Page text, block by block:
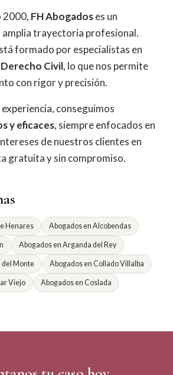
2000, FH Abogadoses un
amplia trayectoria profesional.
formado por especialistas en
Derecho Civil, lo que nos permite
con rigor y precisión.
conseguimos
y eficaces, siempre enfocados en
de nuestros clientes en
gratuita y sin compromiso.
Henares Abogados en Alcobendas
Abogados en Arganda del Rey
del Monte Abogados en Collado Villalba
Viejo Abogados en Coslada